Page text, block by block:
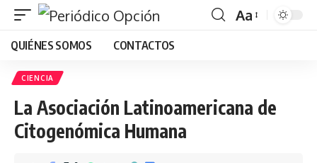
Font
Aa
QUIÉNES SOMOS CONTACTOS
CIENCIA
La Asociación Latinoamericana de
Citogenómica Humana